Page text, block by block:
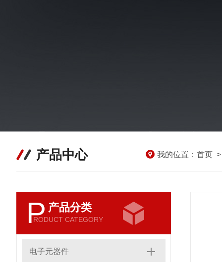
产品中心 我的位置： 首页
P 产品分类
RODUCT CATEGORY
电子元器件